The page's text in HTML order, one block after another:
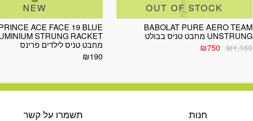
OUT OF STOCK
BABOLAT PURE AERO TEAM
UNSTRUNG מחבט טניס בבולט
₪1,160 המחיר
₪750
NEW
ACE FACE 19 BLUE
STRUNG RACKET
מחבט טניס לילדים פרינס
₪190
חנות תשמרו על קשר